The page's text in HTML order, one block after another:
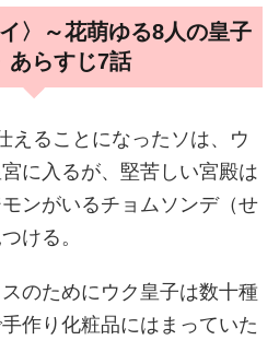
〉～花萌ゆる8人の皇子
あらすじ7話
えることになったソは、ウ
に入るが、堅苦しい宮殿は
ンがいるチョムソンデ（せ
ける。
のためにウク皇子は数十種
作り化粧品にはまっていた